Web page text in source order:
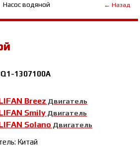
Насос водяной ← Назад
1307100A
Breez Двигатель
Smily Двигатель
Solano Двигатель
Китай